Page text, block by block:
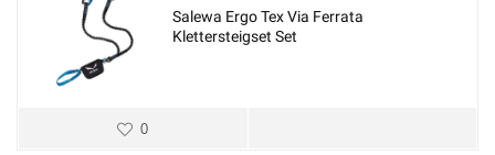
Salewa Ergo Tex Via Ferrata
Klettersteigset Set
0